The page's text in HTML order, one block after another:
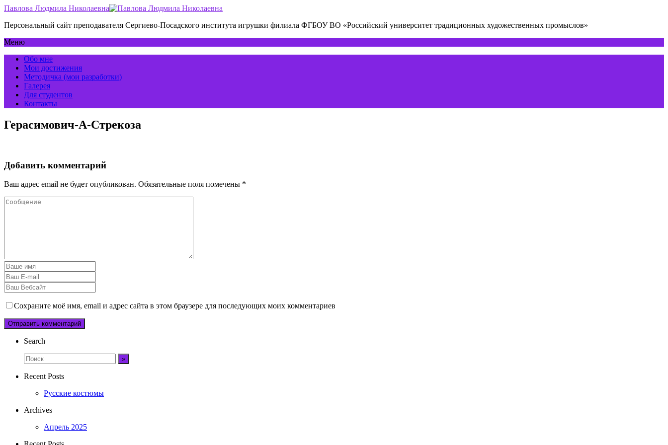
Павлова Людмила Николаевна
Персональный сайт преподавателя Сергиево-Посадского института игрушки филиала ФГБОУ ВО «Российский университет традиционных художественных промыслов»
Меню
Обо мне
Мои достижения
Методичка (мои разработки)
Галерея
Для студентов
Контакты
Герасимович-А-Стрекоза
Добавить комментарий
Ваш адрес email не будет опубликован. Обязательные поля помечены *
Сохраните моё имя, email и адрес сайта в этом браузере для последующих моих комментариев
Search
Recent Posts
Русские костюмы
Archives
Апрель 2025